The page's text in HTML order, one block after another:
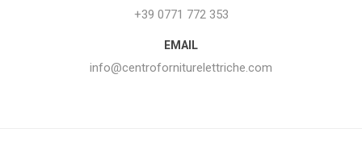
+39 0771 772 353
EMAIL
info@centroforniturelettriche.com